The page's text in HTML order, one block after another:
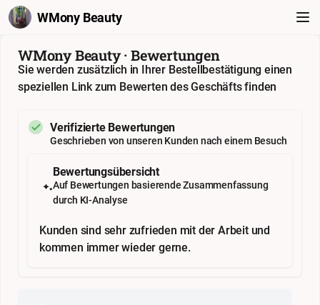
WMony Beauty
WMony Beauty · Bewertungen
Sie werden zusätzlich in Ihrer Bestellbestätigung einen
speziellen Link zum Bewerten des Geschäfts finden
Verifizierte Bewertungen
Geschrieben von unseren Kunden nach einem Besuch
Bewertungsübersicht
Auf Bewertungen basierende Zusammenfassung
durch KI-Analyse
Kunden sind sehr zufrieden mit der Arbeit und
kommen immer wieder gerne.